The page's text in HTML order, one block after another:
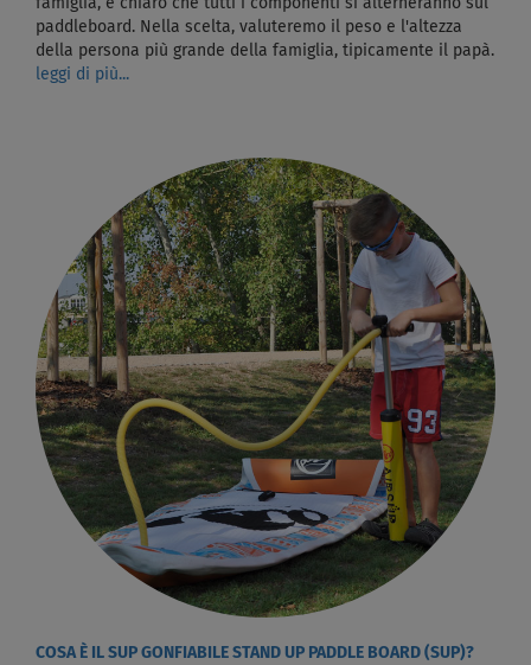
paddleboard. Nella scelta, valuteremo il peso e l'altezza
della persona più grande della famiglia, tipicamente il papà.
leggi di più...
COSA È IL SUP GONFIABILE STAND UP PADDLE BOARD (SUP)?